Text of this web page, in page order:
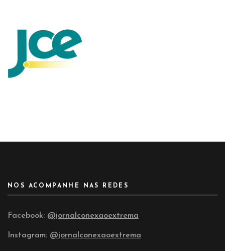
NOS ACOMPANHE NAS REDES
Facebook: @jornalconexaoextrema
Instagram: @jornalconexaoextrema